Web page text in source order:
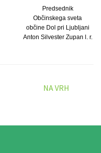
Predsednik
Občinskega sveta
občine Dol pri Ljubljani
Anton Silvester Zupan l. r.
NA VRH